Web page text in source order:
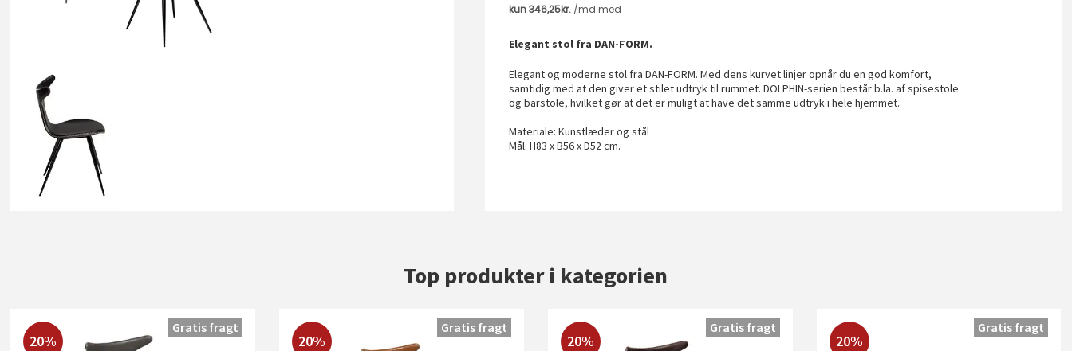
Elegant stol fra DAN-FORM.
Elegant og moderne stol fra DAN-FORM. Med dens kurvet linjer opnår du en god komfort,
samtidig med at den giver et stilet udtryk til rummet. DOLPHIN-serien består b.la. af spisestole
og barstole, hvilket gør at det er muligt at have det samme udtryk i hele hjemmet.
Materiale: Kunstlæder og stål
Mål: H83 x B56 x D52 cm.
Top produkter i kategorien
20%
Gratis fragt
20%
Gratis fragt
20%
Gratis fragt
20%
Gratis fragt